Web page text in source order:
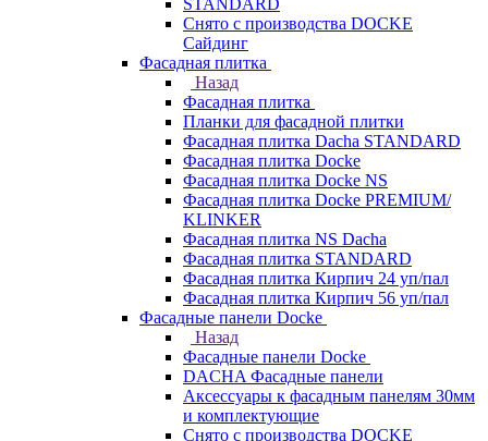
STANDARD
Снято с производства DOCKE
Сайдинг
Фасадная плитка
Назад
Фасадная плитка
Планки для фасадной плитки
Фасадная плитка Dacha STANDARD
Фасадная плитка Docke
Фасадная плитка Docke NS
Фасадная плитка Docke PREMIUM/
KLINKER
Фасадная плитка NS Dacha
Фасадная плитка STANDARD
Фасадная плитка Кирпич 24 уп/пал
Фасадная плитка Кирпич 56 уп/пал
Фасадные панели Docke
Назад
Фасадные панели Docke
DACHA Фасадные панели
Аксессуары к фасадным панелям 30мм
и комплектующие
Снято с производства DOCKE